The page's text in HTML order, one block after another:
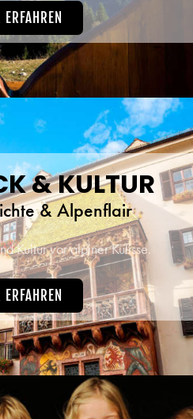
ERFAHREN
& KULTUR
& Alpenflair
Kultur vor alpiner Kulisse.
ERFAHREN